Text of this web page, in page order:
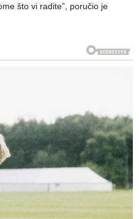
što vi radite”, poručio je